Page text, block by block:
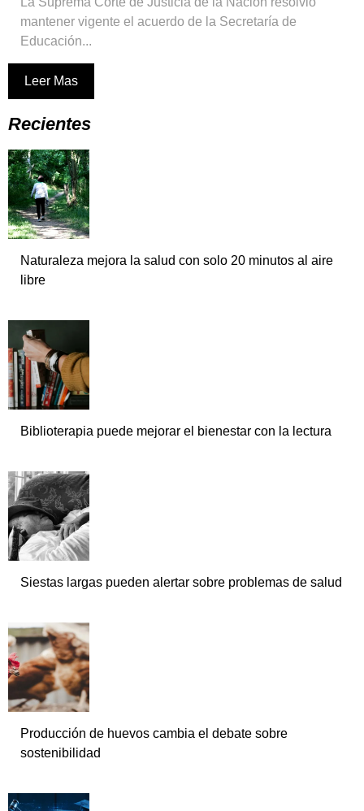
mantener vigente el acuerdo de la Secretaría de
Educación...
Leer Mas
Recientes
Naturaleza mejora la salud con solo 20 minutos al aire
libre
Biblioterapia puede mejorar el bienestar con la lectura
Siestas largas pueden alertar sobre problemas de salud
Producción de huevos cambia el debate sobre
sostenibilidad